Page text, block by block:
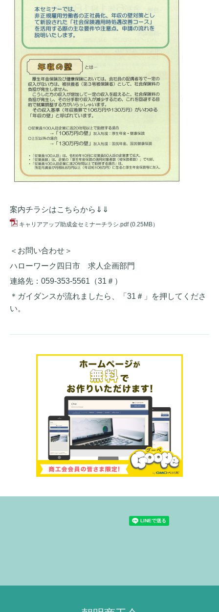
案内チラシはこちらから⇓⇓
キャリアアップ助成金セミナーチラシ.pdf (0.25MB）
＜お問い合わせ＞
ハローワーク四日市 求人企画部門
連絡先：059-353-5561（31＃）
＊ガイダンスが流れましたら、「31＃」を押してくださ
い。